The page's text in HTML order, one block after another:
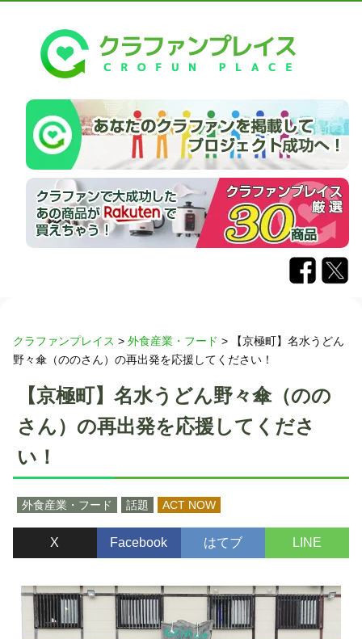
クラファンプレイス > 外食産業・フード >
【京極町】名水うどん
野々傘（ののさん）の再出発を応援してください！
【京極町】名水うどん野々傘（のの
さん）の再出発を応援してくださ
い！
外食産業・フード 話題 ACT NOW
X Facebook はてブ LINE